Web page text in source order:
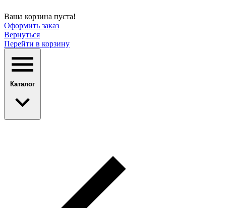
Ваша корзина пуста!
Оформить заказ
Вернуться
Перейти в корзину
Каталог